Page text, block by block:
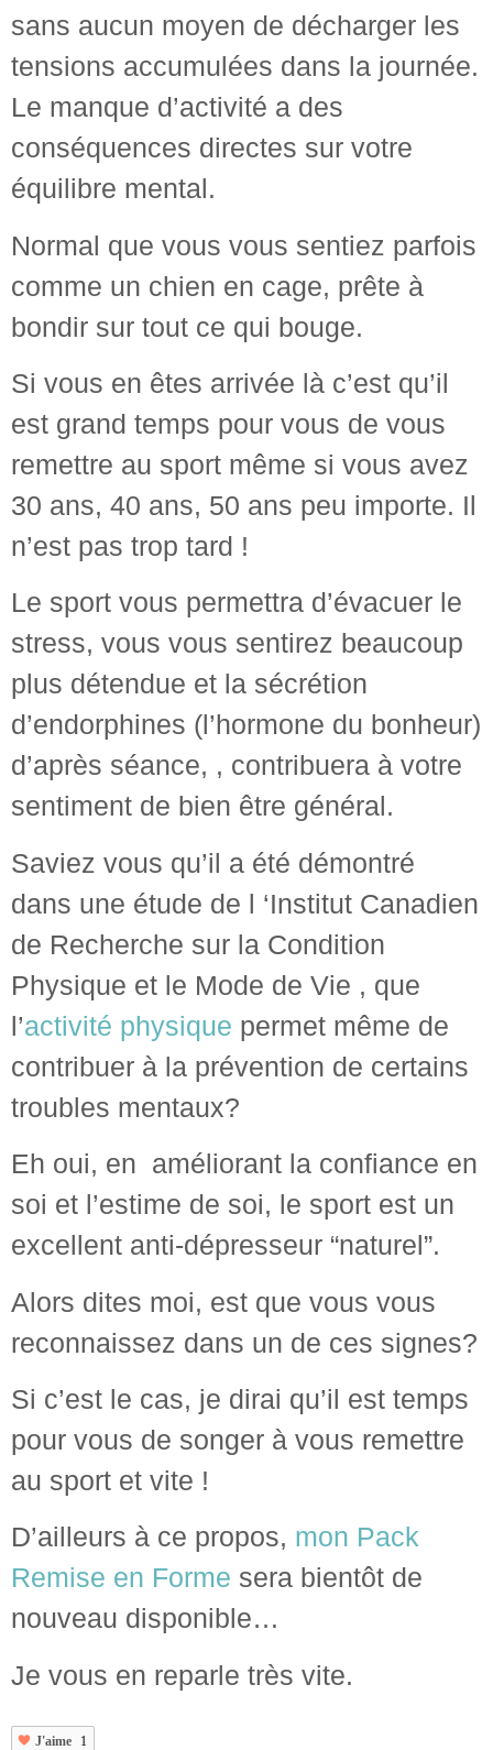
sans aucun moyen de décharger les
tensions accumulées dans la journée.
Le manque d’activité a des
conséquences directes sur votre
équilibre mental.
Normal que vous vous sentiez parfois
comme un chien en cage, prête à
bondir sur tout ce qui bouge.
Si vous en êtes arrivée là c’est qu’il
est grand temps pour vous de vous
remettre au sport même si vous avez
30 ans, 40 ans, 50 ans peu importe. Il
n’est pas trop tard !
Le sport vous permettra d’évacuer le
stress, vous vous sentirez beaucoup
plus détendue et la sécrétion
d’endorphines (l’hormone du bonheur)
d’après séance, , contribuera à votre
sentiment de bien être général.
Saviez vous qu’il a été démontré
dans une étude de l ‘Institut Canadien
de Recherche sur la Condition
Physique et le Mode de Vie , que
l’activité physique permet même de
contribuer à la prévention de certains
troubles mentaux?
Eh oui, en améliorant la confiance en
soi et l’estime de soi, le sport est un
excellent anti-dépresseur “naturel”.
Alors dites moi, est que vous vous
reconnaissez dans un de ces signes?
Si c’est le cas, je dirai qu’il est temps
pour vous de songer à vous remettre
au sport et vite !
D’ailleurs à ce propos, mon Pack
Remise en Forme sera bientôt de
nouveau disponible…
Je vous en reparle très vite.
J'aime 1